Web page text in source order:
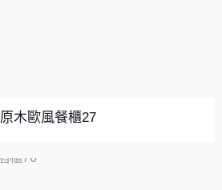
原木歐風餐櫃27